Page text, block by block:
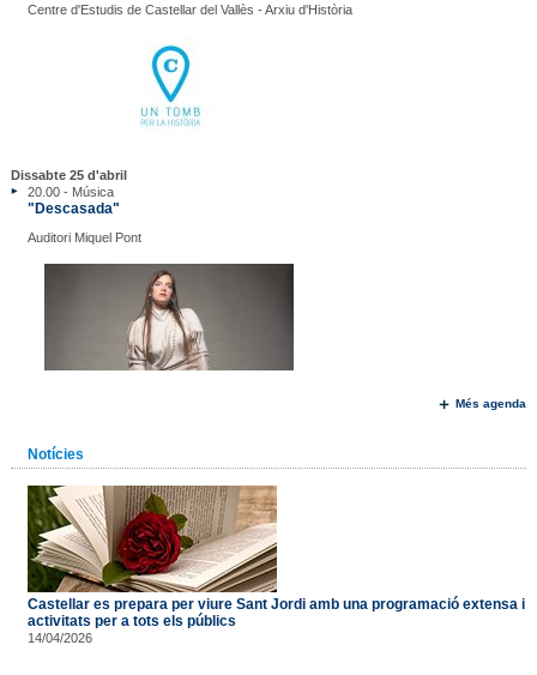
Centre d'Estudis de Castellar del Vallès - Arxiu d'Història
Dissabte 25 d'abril
20.00 - Música
"Descasada"
Auditori Miquel Pont
Més agenda
Notícies
Castellar es prepara per viure Sant Jordi amb una programació extensa i
activitats per a tots els públics
14/04/2026